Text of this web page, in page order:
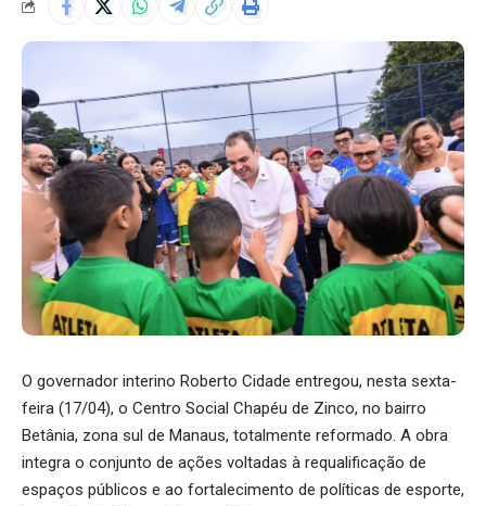
O governador interino Roberto Cidade entregou, nesta sexta-
feira (17/04), o Centro Social Chapéu de Zinco, no bairro
Betânia, zona sul de Manaus, totalmente reformado. A obra
integra o conjunto de ações voltadas à requalificação de
espaços públicos e ao fortalecimento de políticas de esporte,